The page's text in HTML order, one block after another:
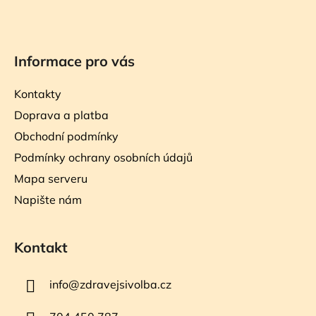
Informace pro vás
Kontakty
Doprava a platba
Obchodní podmínky
Podmínky ochrany osobních údajů
Mapa serveru
Napište nám
Kontakt
info@zdravejsivolba.cz